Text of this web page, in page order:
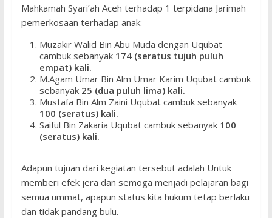
Mahkamah Syari’ah Aceh terhadap 1 terpidana Jarimah
pemerkosaan terhadap anak:
Muzakir Walid Bin Abu Muda dengan Uqubat
cambuk sebanyak 174 (seratus tujuh puluh
empat) kali.
M.Agam Umar Bin Alm Umar Karim Uqubat cambuk
sebanyak 25 (dua puluh lima) kali.
Mustafa Bin Alm Zaini Uqubat cambuk sebanyak
100 (seratus) kali.
Saiful Bin Zakaria Uqubat cambuk sebanyak 100
(seratus) kali.
Adapun tujuan dari kegiatan tersebut adalah Untuk
memberi efek jera dan semoga menjadi pelajaran bagi
semua ummat, apapun status kita hukum tetap berlaku
dan tidak pandang bulu.